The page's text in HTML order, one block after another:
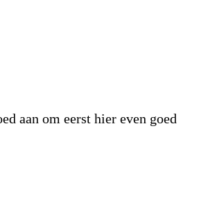
aan om eerst hier even goed